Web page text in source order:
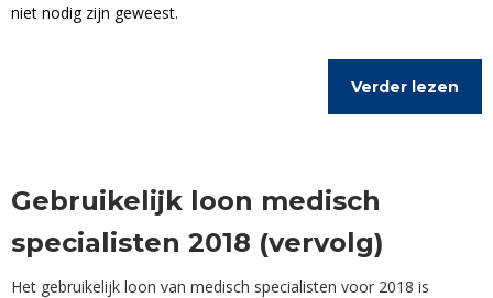
niet nodig zijn geweest.
Verder lezen
Gebruikelijk loon medisch
specialisten 2018 (vervolg)
Het gebruikelijk loon van medisch specialisten voor 2018 is